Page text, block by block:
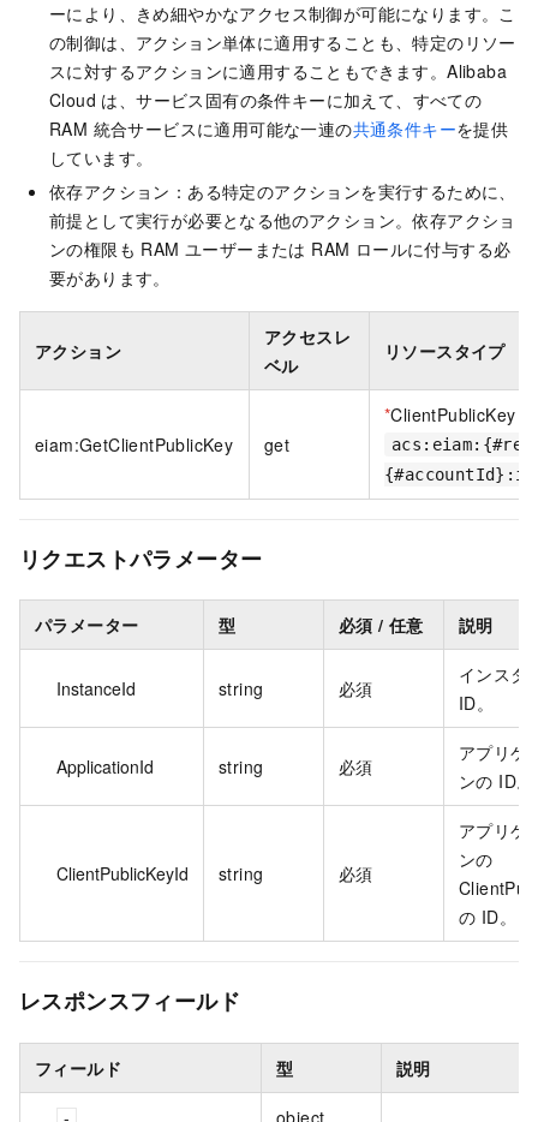
ーにより、きめ細やかなアクセス制御が可能になります。こ
の制御は、アクション単体に適用することも、特定のリソー
スに対するアクションに適用することもできます。Alibaba
Cloud は、サービス固有の条件キーに加えて、すべての
RAM 統合サービスに適用可能な一連の共通条件キーを提供
しています。
依存アクション：ある特定のアクションを実行するために、
前提として実行が必要となる他のアクション。依存アクショ
ンの権限も RAM ユーザーまたは RAM ロールに付与する必
要があります。
アクション
アクセスレ
ベル
リソースタイプ
eiam:GetClientPublicKey get
*ClientPublicKey
リクエストパラメーター
パラメーター 型 必須 / 任意 説明
InstanceId string 必須
インスタ
ID。
ApplicationId string 必須
アプリケ
ンの ID。
ClientPublicKeyId string 必須
アプリケ
ンの
の ID。
レスポンスフィールド
フィールド 型 説明
object